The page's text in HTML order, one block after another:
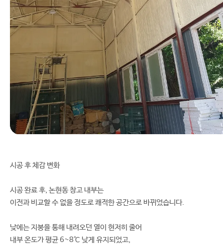
시공 후 체감 변화
시공 완료 후, 논현동 창고 내부는
이전과 비교할 수 없을 정도로 쾌적한 공간으로 바뀌었습니다.
낮에는 지붕을 통해 내려오던 열이 현저히 줄어
내부 온도가 평균 6~8℃ 낮게 유지되었고,